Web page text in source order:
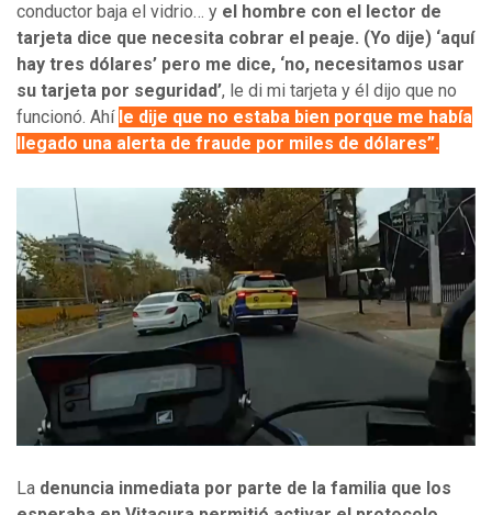
conductor baja el vidrio… y el hombre con el lector de
tarjeta dice que necesita cobrar el peaje. (Yo dije) ‘aquí
hay tres dólares’ pero me dice, ‘no, necesitamos usar
su tarjeta por seguridad’, le di mi tarjeta y él dijo que no
funcionó. Ahí le dije que no estaba bien porque me había
llegado una alerta de fraude por miles de dólares”.
La denuncia inmediata por parte de la familia que los